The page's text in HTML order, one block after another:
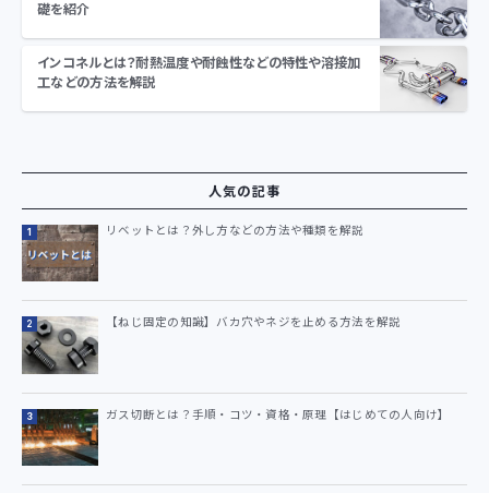
礎を紹介
インコネルとは？耐熱温度や耐蝕性などの特性や溶接加
工などの方法を解説
人気の記事
リベットとは？外し方などの方法や種類を解説
【ねじ固定の知識】バカ穴やネジを止める方法を解説
ガス切断とは？手順・コツ・資格・原理【はじめての人向け】